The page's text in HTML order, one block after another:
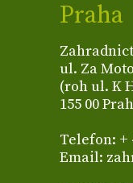
Praha
ul. Za
(roh ul. K
155 00
Telefon: +
Email: